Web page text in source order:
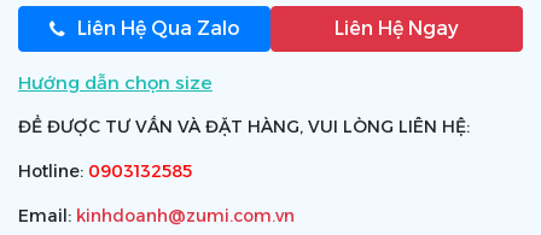
Liên Hệ Qua Zalo Liên Hệ Ngay
Hướng dẫn chọn size
ĐỂ ĐƯỢC TƯ VẤN VÀ ĐẶT HÀNG, VUI LÒNG LIÊN HỆ:
Hotline: 0903132585
Email: kinhdoanh@zumi.com.vn